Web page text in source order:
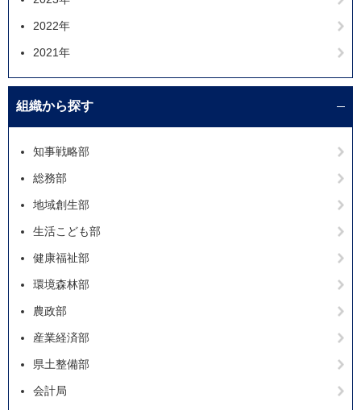
2022年
2021年
組織から探す
知事戦略部
総務部
地域創生部
生活こども部
健康福祉部
環境森林部
農政部
産業経済部
県土整備部
会計局